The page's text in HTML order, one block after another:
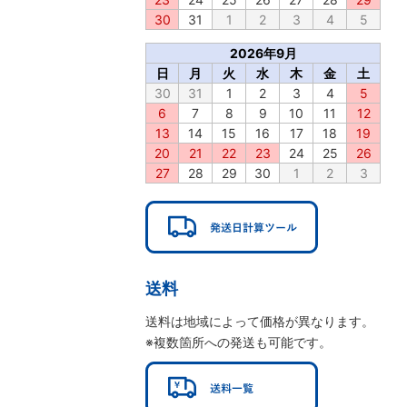
30
31 1 2 3 4 5
2026年9月
日
月 火 水 木 金
土
30
31 1 2 3 4
5
6
7 8 9 10 11
12
13
14 15 16 17 18
19
20
21 22 23 24 25
26
27
28 29 30 1 2 3
送料
送料は地域によって価格が異なります。
※複数箇所への発送も可能です。